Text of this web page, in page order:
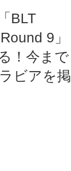
BLT
9」
！今まで
ビアを掲